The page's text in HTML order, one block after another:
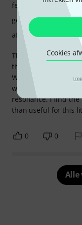
Cookies
The sound of the
the old days filters.
Wasp circuits of the
when the level is
resonance. I find the
than useful for this
features
geluid
afwerking
0 0
Alle